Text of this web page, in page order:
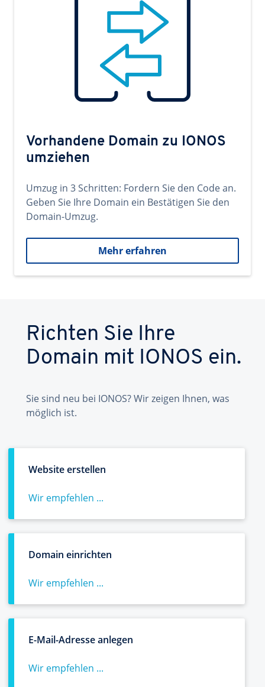
Vorhandene Domain zu IONOS
umziehen
Umzug in 3 Schritten: Fordern Sie den Code an.
Geben Sie Ihre Domain ein Bestätigen Sie den
Domain-Umzug.
Mehr erfahren
Richten Sie Ihre
Domain mit IONOS ein.
Sie sind neu bei IONOS? Wir zeigen Ihnen, was
möglich ist.
Website erstellen
Wir empfehlen ...
Domain einrichten
Wir empfehlen ...
E-Mail-Adresse anlegen
Wir empfehlen ...